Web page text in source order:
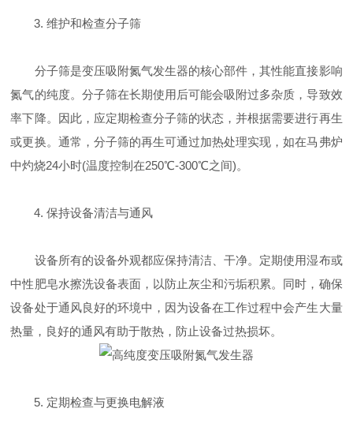
3. 维护和检查分子筛
分子筛是变压吸附氮气发生器的核心部件，其性能直接影响
氮气的纯度。分子筛在长期使用后可能会吸附过多杂质，导致效
率下降。因此，应定期检查分子筛的状态，并根据需要进行再生
或更换。通常，分子筛的再生可通过加热处理实现，如在马弗炉
中灼烧24小时(温度控制在250℃-300℃之间)。
4. 保持设备清洁与通风
设备所有的设备外观都应保持清洁、干净。定期使用湿布或
中性肥皂水擦洗设备表面，以防止灰尘和污垢积累。同时，确保
设备处于通风良好的环境中，因为设备在工作过程中会产生大量
热量，良好的通风有助于散热，防止设备过热损坏。
5. 定期检查与更换电解液